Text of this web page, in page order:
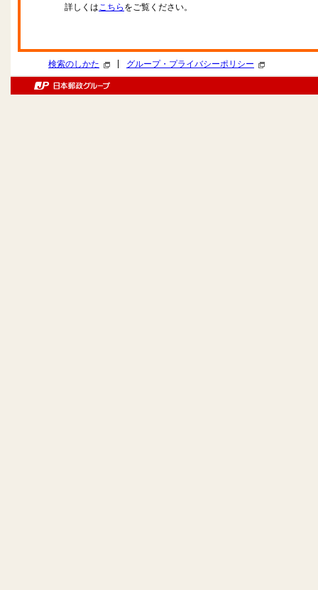
詳しくはこちら をご覧ください。
検索のしかた グループ・プライバシーポリシー